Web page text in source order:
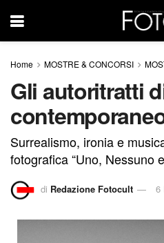
Home MOSTRE & CONCORSI
Gli autoritratti
Surrealismo, ironia e
fotografica “Uno, Nessuno
di Redazione Fotocult 6